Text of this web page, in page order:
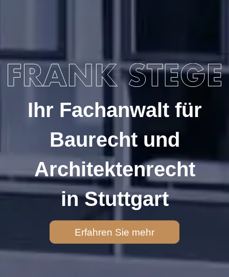
Ihr Fachanwalt für
Baurecht und
Architektenrecht
in Stuttgart
Erfahren Sie mehr